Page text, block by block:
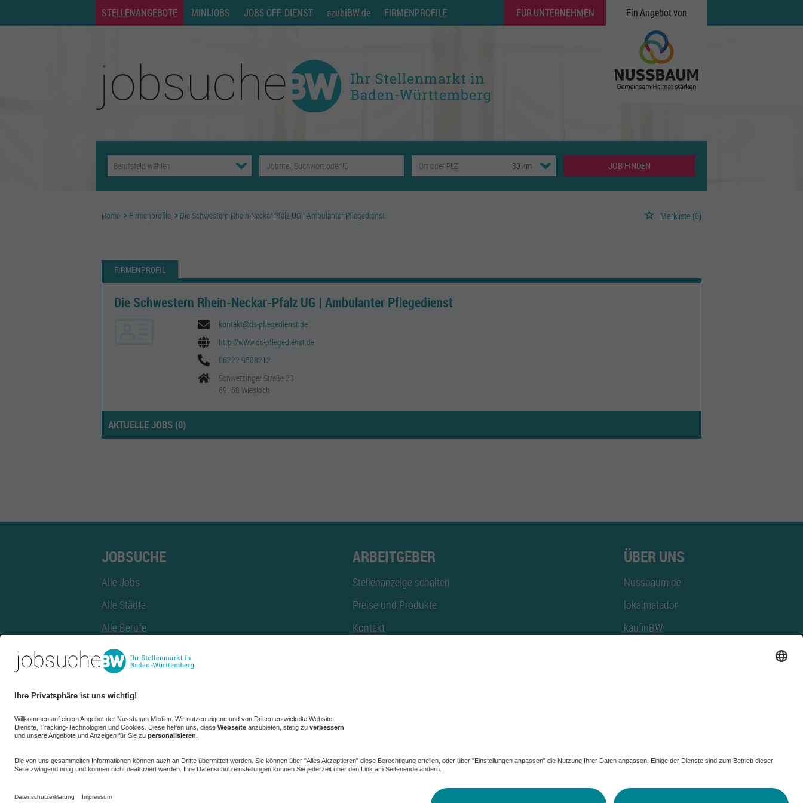
STELLENANGEBOTE MINIJOBS JOBS ÖFF. DIENST azubiBW.de FIRMENPROFILE FÜR UNTERNEHMEN Ein Angebot von
JOB FINDEN
Home Firmenprofile Die Schwestern Rhein-Neckar-Pfalz UG | Ambulanter Pflegedienst Merkliste (0)
FIRMENPROFIL
Die Schwestern Rhein-Neckar-Pfalz UG | Ambulanter Pflegedienst
kontakt@ds-pflegedienst.de
http://www.ds-pflegedienst.de
06222 9508212
Schwetzinger Straße 23
69168 Wiesloch
AKTUELLE JOBS (0)
JOBSUCHE
Alle Jobs
Alle Städte
Alle Berufe
Alle Berufe nach Stadt
Alle Tätigkeitsbereiche
Alle Tätigkeitsbereiche nach Stadt
azubiBW.de
Minijobs
Firmenprofil
ARBEITGEBER
Stellenanzeige schalten
Preise und Produkte
Kontakt
ÜBER UNS
Nussbaum.de
lokalmatador
kaufinBW